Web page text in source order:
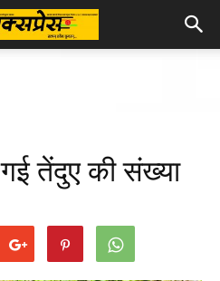
तेंदुए की संख्या